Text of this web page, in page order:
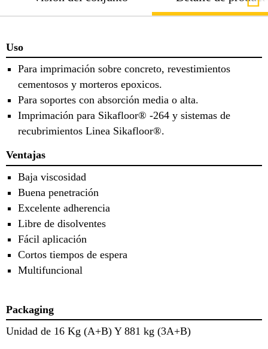
Uso
Para imprimación sobre concreto, revestimientos
cementosos y morteros epoxicos.
Para soportes con absorción media o alta.
Imprimación para Sikafloor® -264 y sistemas de
recubrimientos Linea Sikafloor®.
Ventajas
Baja viscosidad
Buena penetración
Excelente adherencia
Libre de disolventes
Fácil aplicación
Cortos tiempos de espera
Multifuncional
Packaging
Unidad de 16 Kg (A+B) Y 881 kg (3A+B)